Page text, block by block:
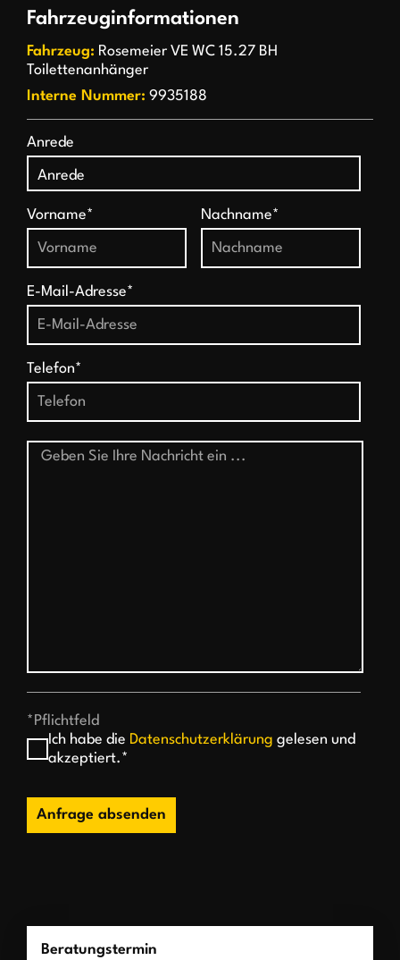
Fahrzeuginformationen
Fahrzeug: Rosemeier VE WC 15.27 BH
Toilettenanhänger
Interne Nummer: 9935188
Anrede
Vorname* Nachname*
E-Mail-Adresse*
Telefon*
*Pflichtfeld
Ich habe die Datenschutzerklärung gelesen und
akzeptiert.*
Anfrage absenden
Beratungstermin